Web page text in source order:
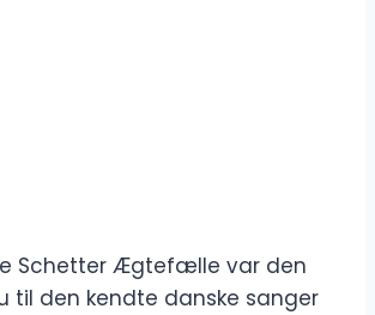
Schetter Ægtefælle var den
til den kendte danske sanger